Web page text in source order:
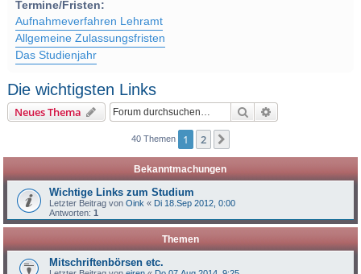
Termine/Fristen:
Aufnahmeverfahren Lehramt
Allgemeine Zulassungsfristen
Das Studienjahr
Die wichtigsten Links
Neues Thema Suche
40 Themen 1 2
Bekanntmachungen
Wichtige Links zum Studium
Letzter Beitrag vonOink « Di 18.Sep 2012, 0:00
Antworten:1
Themen
Mitschriftenbörsen etc.